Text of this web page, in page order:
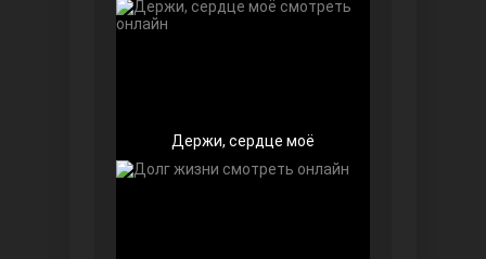
Девушка за стеклом
Держи, сердце моё